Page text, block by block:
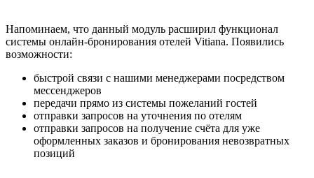
Напоминаем, что данный модуль расширил функционал
системы онлайн-бронирования отелей Vitiana. Появились
возможности:
быстрой связи с нашими менеджерами посредством
мессенджеров
передачи прямо из системы пожеланий гостей
отправки запросов на уточнения по отелям
отправки запросов на получение счёта для уже
оформленных заказов и бронирования невозвратных
позиций